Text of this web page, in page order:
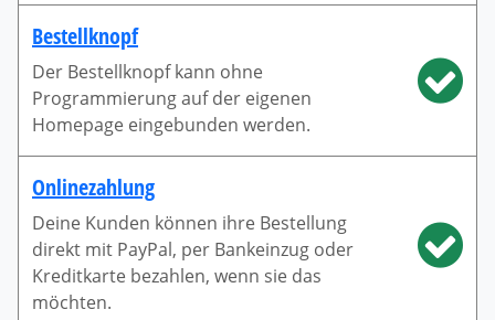
Bestellknopf
Der Bestellknopf kann ohne
Programmierung auf der eigenen
Homepage eingebunden werden.
Onlinezahlung
Deine Kunden können ihre Bestellung
direkt mit PayPal, per Bankeinzug oder
Kreditkarte bezahlen, wenn sie das
möchten.